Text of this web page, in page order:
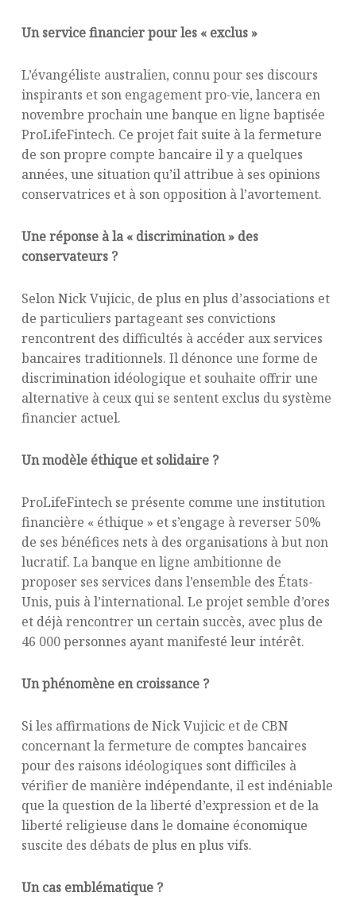
Un service financier pour les « exclus »
L’évangéliste australien, connu pour ses discours
inspirants et son engagement pro-vie, lancera en
novembre prochain une banque en ligne baptisée
ProLifeFintech. Ce projet fait suite à la fermeture
de son propre compte bancaire il y a quelques
années, une situation qu’il attribue à ses opinions
conservatrices et à son opposition à l’avortement.
Une réponse à la « discrimination » des
conservateurs ?
Selon Nick Vujicic, de plus en plus d’associations et
de particuliers partageant ses convictions
rencontrent des difficultés à accéder aux services
bancaires traditionnels. Il dénonce une forme de
discrimination idéologique et souhaite offrir une
alternative à ceux qui se sentent exclus du système
financier actuel.
Un modèle éthique et solidaire ?
ProLifeFintech se présente comme une institution
financière « éthique » et s’engage à reverser 50%
de ses bénéfices nets à des organisations à but non
lucratif. La banque en ligne ambitionne de
proposer ses services dans l’ensemble des États-
Unis, puis à l’international. Le projet semble d’ores
et déjà rencontrer un certain succès, avec plus de
46 000 personnes ayant manifesté leur intérêt.
Un phénomène en croissance ?
Si les affirmations de Nick Vujicic et de CBN
concernant la fermeture de comptes bancaires
pour des raisons idéologiques sont difficiles à
vérifier de manière indépendante, il est indéniable
que la question de la liberté d’expression et de la
liberté religieuse dans le domaine économique
suscite des débats de plus en plus vifs.
Un cas emblématique ?